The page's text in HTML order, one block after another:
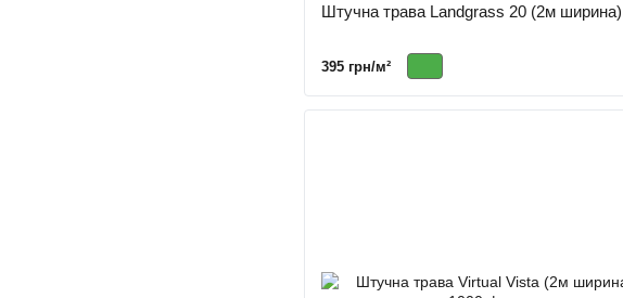
Штучна трава Landgrass 20 (2м ширина)
395 грн/м²